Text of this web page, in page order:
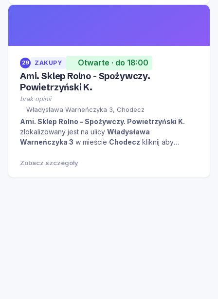
29 ZAKUPY Otwarte · do 18:00
Ami. Sklep Rolno - Spożywczy.
Powietrzyński K.
brak opinii
Władysława Warneńczyka 3, Chodecz
Ami. Sklep Rolno - Spożywczy. Powietrzyński K.
zlokalizowany jest na ulicy Władysława
Warneńczyka 3 w mieście Chodecz kliknij aby
Zobacz szczegóły